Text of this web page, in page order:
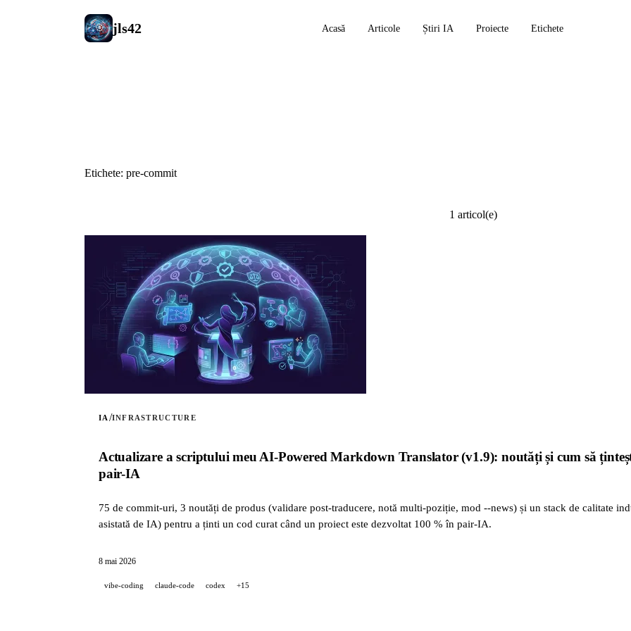
jls42 Acasă Articole Știri IA Proiecte Etichete
Etichete: pre-commit
1 articol(e)
IA /INFRASTRUCTURE
Actualizare a scriptului meu AI-Powered Markdown Translator (v1.9): noutăți și cum să
pair-IA
75 de commit-uri, 3 noutăți de produs (validare post-traducere, notă multi-poziție, mod --news) și un stack de calitate
asistată de IA) pentru a ținti un cod curat când un proiect este dezvoltat 100 % în pair-IA.
8 mai 2026
vibe-coding claude-code codex +15